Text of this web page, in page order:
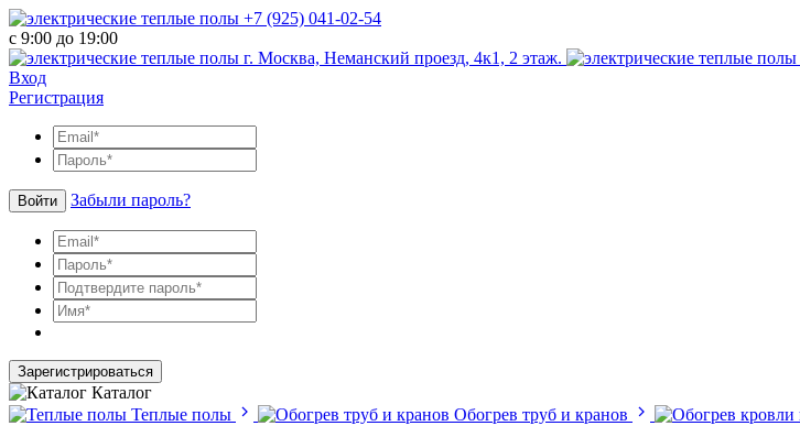
+7 (925) 041-02-54
с 9:00 до 19:00
г. Москва, Неманский проезд, 4к1, 2 этаж.
Вход
Регистрация
Войти Забыли пароль?
Зарегистрироваться
Каталог
Теплые полы
Обогрев труб и кранов